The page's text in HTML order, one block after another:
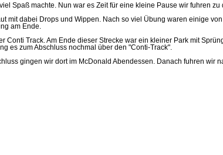
Spaß machte. Nun war es Zeit für eine kleine Pause wir fuhren zu
dabei Drops und Wippen. Nach so viel Übung waren einige
am Ende.
Track. Am Ende dieser Strecke war ein kleiner Park mit
es zum Abschluss nochmal über den "Conti-Track".
gingen wir dort im McDonald Abendessen. Danach fuhren wir